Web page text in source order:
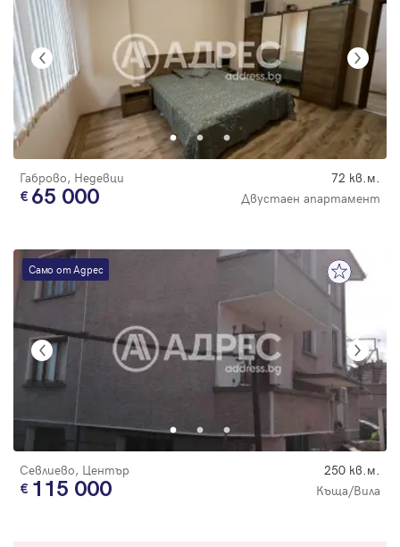
Габрово, Недевци 72 кв.м.
65 000 Двустаен апартамент
Само от Адрес
Севлиево, Център 250 кв.м.
115 000 Къща/Вила